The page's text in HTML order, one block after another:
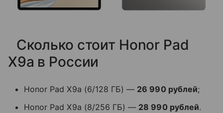
Сколько стоит Honor Pad
X9a в России
Honor Pad X9a (6/128 ГБ) — 26 990 рублей;
Honor Pad X9a (8/256 ГБ) — 28 990 рублей.